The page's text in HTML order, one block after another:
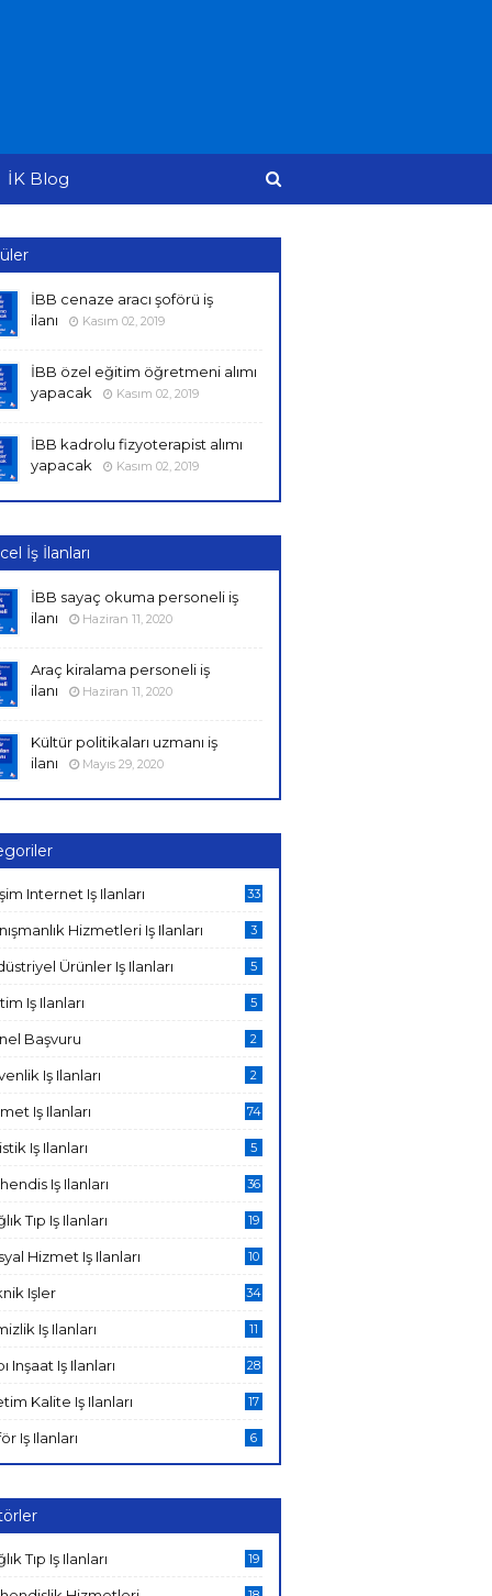
İK Blog
İBB cenaze aracı şoförü iş
ilanı
Kasım 02, 2019
İBB özel eğitim öğretmeni alımı
yapacak
Kasım 02, 2019
İBB kadrolu fizyoterapist alımı
yapacak
Kasım 02, 2019
İş İlanları
İBB sayaç okuma personeli iş
ilanı
Haziran 11, 2020
Araç kiralama personeli iş
ilanı
Haziran 11, 2020
Kültür politikaları uzmanı iş
ilanı
Mayıs 29, 2020
Internet Iş Ilanları 33
Hizmetleri Iş Ilanları 3
Ürünler Iş Ilanları 5
Iş Ilanları 5
Başvuru 2
Iş Ilanları 2
Iş Ilanları 74
Iş Ilanları 5
Iş Ilanları 36
Tıp Iş Ilanları 19
Hizmet Iş Ilanları 10
Işler 34
Iş Ilanları 11
Inşaat Iş Ilanları 28
Kalite Iş Ilanları 17
Iş Ilanları 6
Tıp Iş Ilanları 19